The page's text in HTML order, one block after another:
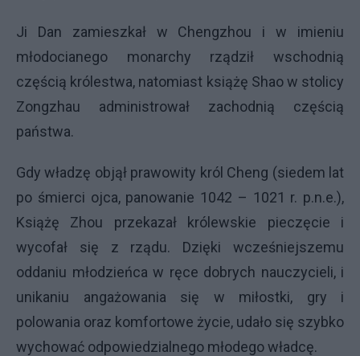
Ji Dan zamieszkał w Chengzhou i w imieniu
młodocianego monarchy rządził wschodnią
częścią królestwa, natomiast książę Shao w stolicy
Zongzhau administrował zachodnią częścią
państwa.
Gdy władzę objął prawowity król Cheng (siedem lat
po śmierci ojca, panowanie 1042 – 1021 r. p.n.e.),
Książę Zhou przekazał królewskie pieczęcie i
wycofał się z rządu. Dzięki wcześniejszemu
oddaniu młodzieńca w ręce dobrych nauczycieli, i
unikaniu angażowania się w miłostki, gry i
polowania oraz komfortowe życie, udało się szybko
wychować odpowiedzialnego młodego władcę.